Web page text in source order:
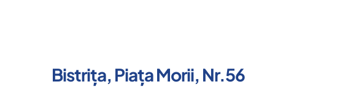
Bistrița, Piața Morii, Nr.56